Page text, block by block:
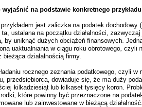
wyjaśnić na podstawie konkretnego
jest zaliczka na podatek dochodowy
ustalana na początku działalności, zazwyczaj
by uniknąć dużych obciążeń finansowych.
uaktualniania w ciągu roku obrotowego, czyli
bieżąca działalnością firmy.
rocznego zeznania podatkowego, czyli w
przedsiębiorca, dowiaduje się, że ma duży
kilkadziesiąt lub kilkaset tysięcy koron.
które powinny być przeznaczone na
lub zainwestowane w bieżącą działalność.